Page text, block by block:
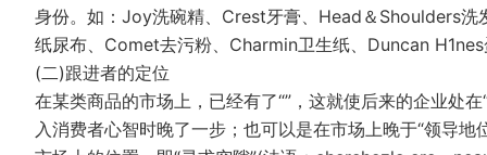
身份。如：Joy洗碗精、Crest牙膏、Head＆Shoulders洗
纸尿布、Comet去污粉、Charmin卫生纸、Duncan
(二)跟进者的定位
在某类商品的市场上，已经有了“”，这就使后来的企业处
入消费者心智时晚了一步；也可以是在市场上晚于“领导